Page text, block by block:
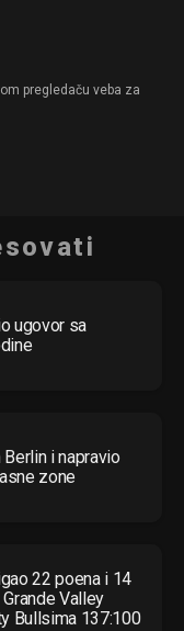
pregledaču veba za
ugovor sa
i napravio
zone
22 poena i 14
Valley
Bullsima 137:100